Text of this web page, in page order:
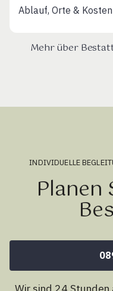
Ablauf, Orte &
Mehr über
INDIVIDUELLE
Planen
Wir sind 24 Stunden